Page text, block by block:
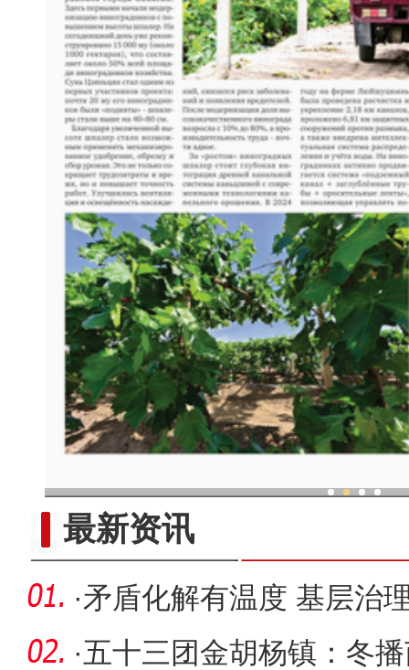
最新资讯
·矛盾化解有温度 基层治
·五十三团金胡杨镇：冬